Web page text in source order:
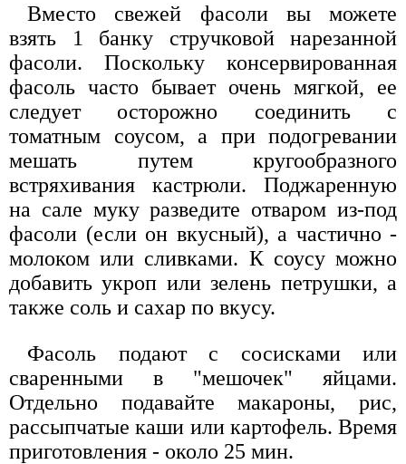
Вместо свежей фасоли вы можете
взять 1 банку стручковой нарезанной
фасоли. Поскольку консервированная
фасоль часто бывает очень мягкой, ее
следует осторожно соединить с
томатным соусом, а при подогревании
мешать путем кругообразного
встряхивания кастрюли. Поджаренную
на сале муку разведите отваром из-под
фасоли (если он вкусный), а частично -
молоком или сливками. К соусу можно
добавить укроп или зелень петрушки, а
также соль и сахар по вкусу.
Фасоль подают с сосисками или
сваренными в "мешочек" яйцами.
Отдельно подавайте макароны, рис,
рассыпчатые каши или картофель. Время
приготовления - около 25 мин.